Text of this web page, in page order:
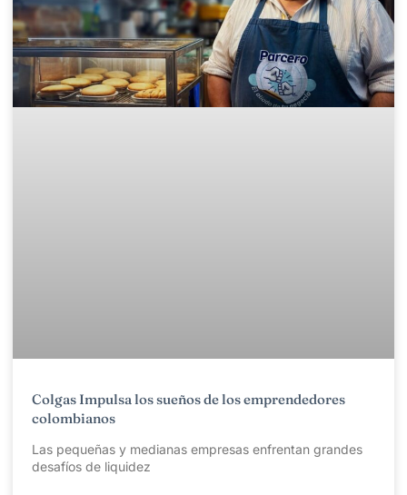
Colgas Impulsa los sueños de los emprendedores
colombianos
Las pequeñas y medianas empresas enfrentan grandes
desafíos de liquidez